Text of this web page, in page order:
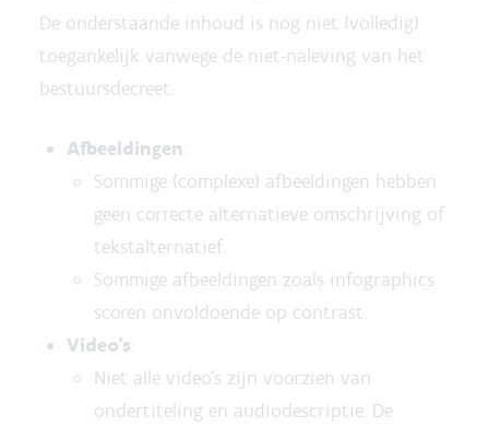
De onderstaande inhoud is nog niet (volledig)
toegankelijk vanwege de niet-naleving van het
bestuursdecreet.
Afbeeldingen:
Sommige (complexe) afbeeldingen hebben
geen correcte alternatieve omschrijving of
tekstalternatief.
Sommige afbeeldingen zoals infographics
scoren onvoldoende op contrast.
Video's:
Niet alle video’s zijn voorzien van
ondertiteling en audiodescriptie. De